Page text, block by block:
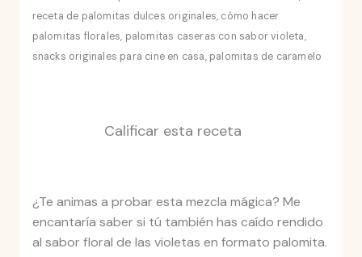
receta de palomitas dulces originales, cómo hacer
palomitas florales, palomitas caseras con sabor violeta,
snacks originales para cine en casa, palomitas de caramelo
Calificar esta receta
¿Te animas a probar esta mezcla mágica? Me
encantaría saber si tú también has caído rendido
al sabor floral de las violetas en formato palomita.